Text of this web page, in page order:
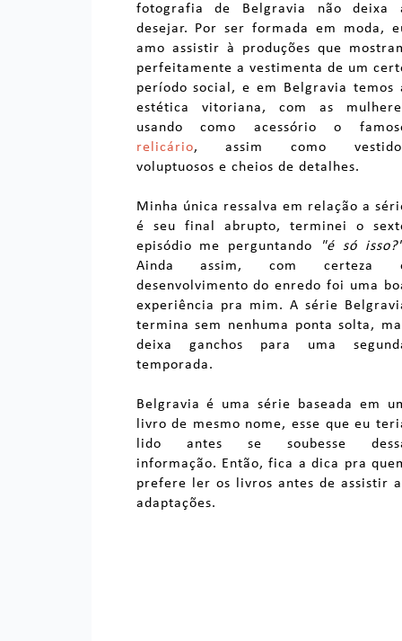
fotografia de Belgravia não deixa
desejar. Por ser formada em moda,
amo assistir à produções que
perfeitamente a vestimenta de um
período social, e em Belgravia temos
estética vitoriana, com as
usando como acessório o
relicário, assim como
voluptuosos e cheios de detalhes.
Minha única ressalva em relação a
é seu final abrupto, terminei o
episódio me perguntando
"é só
Ainda assim, com certeza
desenvolvimento do enredo foi uma
experiência pra mim. A série
termina sem nenhuma ponta solta,
deixa ganchos para uma
temporada.
Belgravia é uma série baseada em
livro de mesmo nome, esse que eu
lido antes se soubesse
informação. Então, fica a dica pra
prefere ler os livros antes de assistir
adaptações.